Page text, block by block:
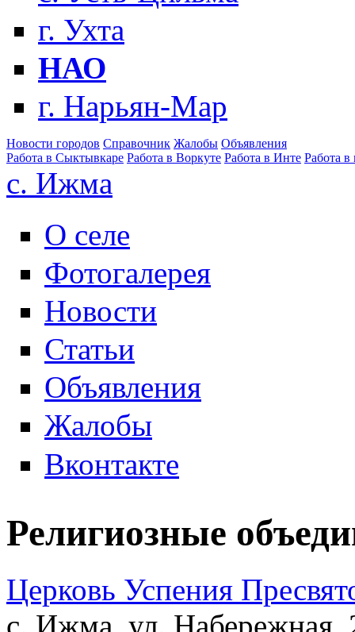
г. Ухта
НАО
г. Нарьян-Мар
Новости городов Справочник Жалобы Объявления
Работа в Сыктывкаре Работа в Воркуте Работа в Инте Работа в
с. Ижма
О селе
Фотогалерея
Новости
Статьи
Объявления
Жалобы
Вконтакте
Религиозные
Церковь Успения
с. Ижма, ул. Набережная,